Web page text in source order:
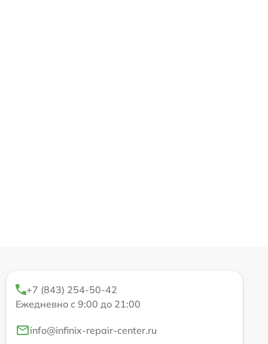
+7 (843) 254-50-42
Ежедневно с 9:00 до 21:00
info@infinix-repair-center.ru